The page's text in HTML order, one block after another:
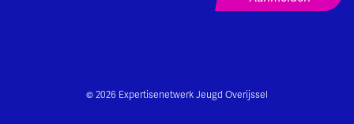
© 2026 Expertisenetwerk Jeugd Overijssel